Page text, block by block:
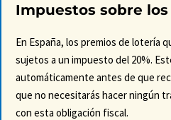
Impuestos sobre
En España, los premios de lotería
sujetos a un impuesto del 20%.
automáticamente antes de que
que no necesitarás hacer ningún
con esta obligación fiscal.